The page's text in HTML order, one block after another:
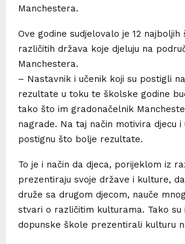
Manchestera.
Ove godine sudjelovalo je 12 najboljih
različitih država koje djeluju na
Manchestera.
– Nastavnik i učenik koji su postigli
rezultate u toku te školske godine
tako što im gradonačelnik
nagrade. Na taj način motivira djecu i
postignu što bolje rezultate.
To je i način da djeca, porijeklom iz
prezentiraju svoje države i kulture,
druže sa drugom djecom, nauče
stvari o različitim kulturama. Tako su
dopunske škole prezentirali kulturu